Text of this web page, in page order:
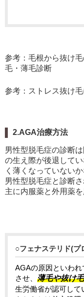
参考：毛根から抜け
毛・薄毛診断
参考：ストレス抜け
2.AGA治療方法
男性型脱毛症の診断
の生え際が後退して
く薄くなっていない
男性型脱毛症と診断
主に内服薬と外用薬
○フェナステリド(プ
AGAの原因といわ
させ、 薄毛や抜け
生労働省が認可して